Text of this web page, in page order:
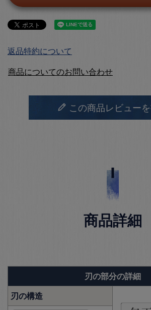
返品特約について
商品についてのお問い合わせ
この商品レビューを
商品詳細
刃の部分の詳細
刃の構造